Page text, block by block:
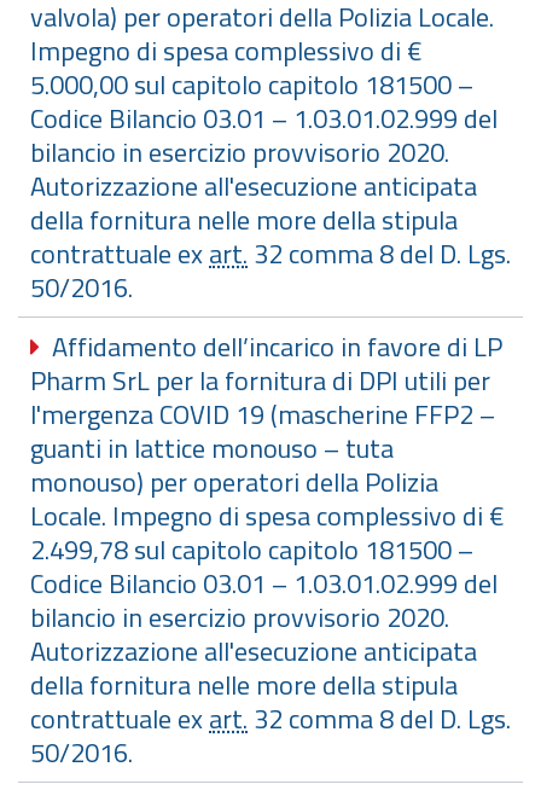
valvola) per operatori della Polizia Locale.
Impegno di spesa complessivo di €
5.000,00 sul capitolo capitolo 181500 –
Codice Bilancio 03.01 – 1.03.01.02.999 del
bilancio in esercizio provvisorio 2020.
Autorizzazione all'esecuzione anticipata
della fornitura nelle more della stipula
contrattuale exart. 32 comma 8 del D. Lgs.
50/2016.
Affidamento dell’incarico in favore di LP
Pharm SrL per la fornitura di DPI utili per
l'mergenza COVID 19 (mascherine FFP2 –
guanti in lattice monouso – tuta
monouso) per operatori della Polizia
Locale. Impegno di spesa complessivo di €
2.499,78 sul capitolo capitolo 181500 –
Codice Bilancio 03.01 – 1.03.01.02.999 del
bilancio in esercizio provvisorio 2020.
Autorizzazione all'esecuzione anticipata
della fornitura nelle more della stipula
contrattuale exart. 32 comma 8 del D. Lgs.
50/2016.